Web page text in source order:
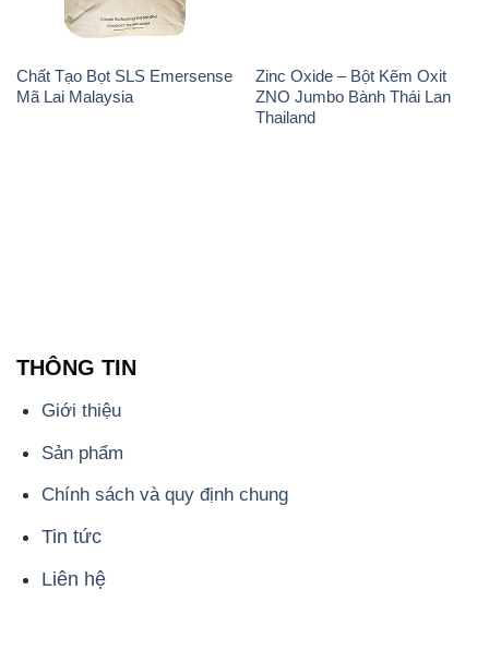
Chất Tạo Bọt SLS Emersense
Mã Lai Malaysia
Zinc Oxide – Bột Kẽm Oxit
ZNO Jumbo Bành Thái Lan
Thailand
THÔNG TIN
Giới thiệu
Sản phẩm
Chính sách và quy định chung
Tin tức
Liên hệ